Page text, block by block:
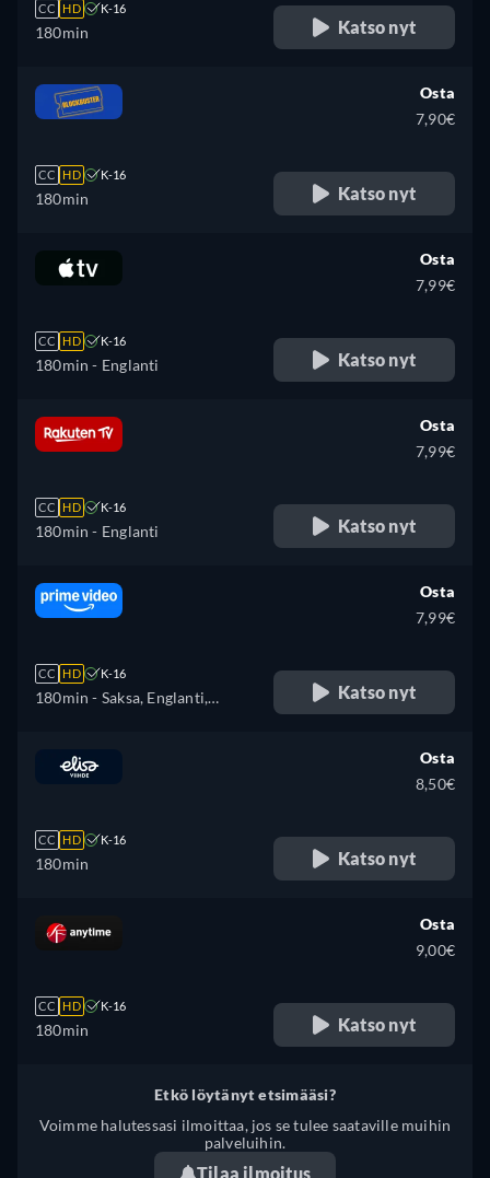
CC HD K-16
180min Katso nyt
CC HD K-16
180min
Osta
7,90€
Katso nyt
CC HD K-16
180min - Englanti
Osta
7,99€
Katso nyt
CC HD K-16
180min - Englanti
Osta
7,99€
Katso nyt
CC HD K-16
180min - Saksa, Englanti,
Osta
7,99€
Katso nyt
CC HD K-16
180min
Osta
8,50€
Katso nyt
CC HD K-16
180min
Osta
9,00€
Katso nyt
Etkö löytänyt etsimääsi?
Voimme halutessasi ilmoittaa, jos se tulee saataville muihin
palveluihin.
Tilaa ilmoitus